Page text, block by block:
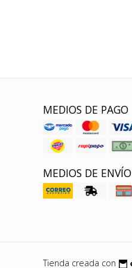
MEDIOS DE PAGO
MEDIOS DE ENVÍO
Tienda creada con